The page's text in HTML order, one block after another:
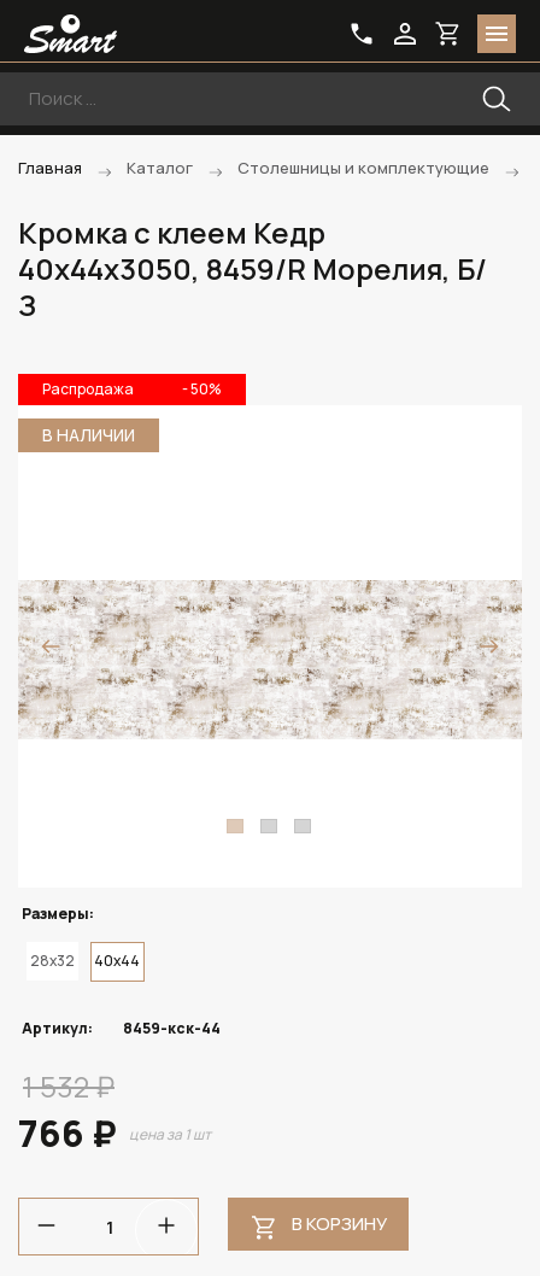
Главная Каталог Столешницы и комплектующие
Кромка с клеем Кедр
40х44х3050, 8459/R Морелия, Б/
З
Распродажа - 50%
В НАЛИЧИИ
Размеры:
28x32 40x44
Артикул: 8459-кск-44
1 532 ₽
766 ₽ цена за 1 шт
В КОРЗИНУ